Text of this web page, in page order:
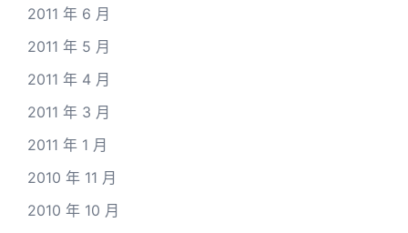
2011 年 6 月
2011 年 5 月
2011 年 4 月
2011 年 3 月
2011 年 1 月
2010 年 11 月
2010 年 10 月